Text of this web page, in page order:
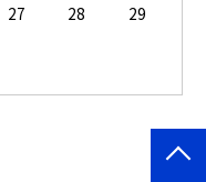
27 28
29